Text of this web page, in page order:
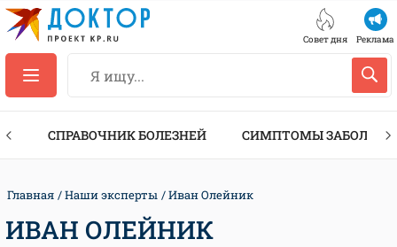
Совет дня Реклама
СПРАВОЧНИК БОЛЕЗНЕЙ СИМПТОМЫ
Главная Наши эксперты Иван Олейник
ИВАН ОЛЕЙНИК